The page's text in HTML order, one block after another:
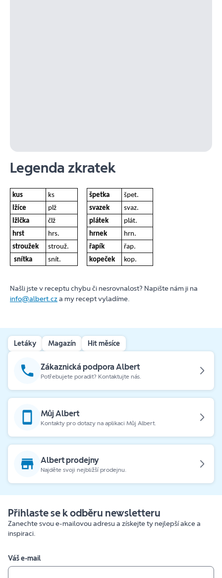
Legenda zkratek
kus ks špetka
špet.
lžíce
plž svazek
svaz.
lžička
člž plátek
plát.
hrst
hrs. hrnek
hrn.
stroužek
strouž. řapík
řap.
snítka
snít. kopeček kop.
Našli jste v receptu chybu či nesrovnalost? Napište nám ji na
info@albert.cza my recept vyladíme.
Letáky Magazín Hit měsíce
Zákaznická podpora Albert
Potřebujete poradit? Kontaktujte nás.
Můj Albert
Kontakty pro dotazy na aplikaci Můj Albert.
Albert prodejny
Najděte svoji nejbližší prodejnu.
Přihlaste se k odběru newsletteru
Zanechte svou e-mailovou adresu a získejte ty nejlepší akce a
inspiraci.
Váš e-mail